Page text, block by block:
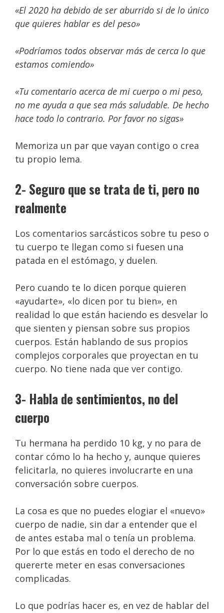
«El 2020 ha debido de ser aburrido si de lo único
que quieres hablar es del peso»
«Podríamos todos observar más de cerca lo que
estamos comiendo»
«Tu comentario acerca de mi cuerpo o mi peso,
no me ayuda a que sea más saludable. De hecho
hace todo lo contrario. Por favor no sigas»
Memoriza un par que vayan contigo o crea
tu propio lema.
2- Seguro que se trata de ti, pero no
realmente
Los comentarios sarcásticos sobre tu peso o
tu cuerpo te llegan como si fuesen una
patada en el estómago, y duelen.
Pero cuando te lo dicen porque quieren
«ayudarte», «lo dicen por tu bien», en
realidad lo que están haciendo es desvelar lo
que sienten y piensan sobre sus propios
cuerpos. Están hablando de sus propios
complejos corporales que proyectan en tu
cuerpo. No tiene nada que ver contigo.
3- Habla de sentimientos, no del
cuerpo
Tu hermana ha perdido 10 kg, y no para de
contar cómo lo ha hecho y, aunque quieres
felicitarla, no quieres involucrarte en una
conversación sobre cuerpos.
La cosa es que no puedes elogiar el «nuevo»
cuerpo de nadie, sin dar a entender que el
de antes estaba mal o tenía un problema.
Por lo que estás en todo el derecho de no
quererte meter en esas conversaciones
complicadas.
Lo que podrías hacer es, en vez de hablar del